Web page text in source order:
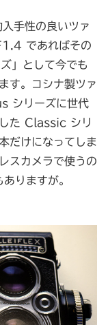
手性の良いツァ
であればその
」として今でも
す。コシナ製ツァ
シリーズに世代
た Classic シリ
けになってしま
スカメラで使うの
りますが。